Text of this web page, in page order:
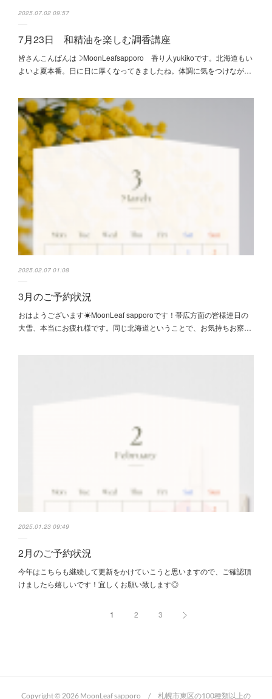
2025.07.02 09:57
7月23日 和精油を楽しむ調香講座
皆さんこんばんは☽MoonLeafsapporo 香り人yukikoです。北海道もい
よいよ夏本番。日に日に厚くなってきましたね。体調に気をつけなが…
2025.02.07 01:08
3月のご予約状況
おはようございます☀MoonLeaf sapporoです！帯広方面の皆様連日の
大雪、本当にお疲れ様です。同じ北海道ということで、お気持ちお察…
2025.01.23 09:49
2月のご予約状況
今年はこちらも継続して更新をかけていこうと思いますので、ご確認頂
けましたら嬉しいです！宜しくお願い致します◎
1 2 3
Copyright © 2026 MoonLeaf sapporo / 札幌市東区の100種類以上の